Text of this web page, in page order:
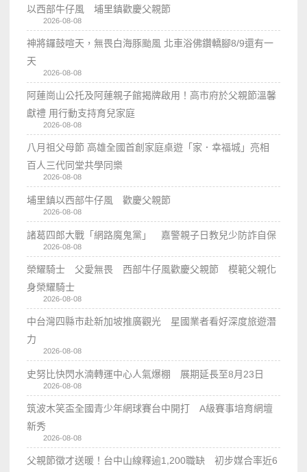
以西部牛仔風 埔里鎮歡慶父親節
2026-08-08
神將鑼鼓喧天，無畏白海豚颱風 北車浴佛鑽轎腳8/9還有一
天
2026-08-08
阿蓮崗山公托及阿蓮親子館揭牌啟用！高市府於父親節溫馨
獻禮 用行動支持育兒家庭
2026-08-08
八月祖父母節 高雄全國首創家庭桌遊「家．幸福城」亮相
百人三代同堂共學同樂
2026-08-08
埔里鎮以西部牛仔風 歡慶父親節
2026-08-08
諸葛四郎大戰「網路魔鬼黨」 嘉警親子日教兒少防詐自保
2026-08-08
榮耀騎士 父愛無畏 西部牛仔風歡慶父親節 模範父親化
身榮耀騎士
2026-08-08
中台灣四縣市赴新加坡推廣觀光 星國業者看好深度旅遊潛
力
2026-08-08
史努比快閃水湳轉運中心人氣爆棚 展期延長至8月23日
2026-08-08
筑波木笑盃全國青少年網球賽台中開打 A級賽事培育網壇
新秀
2026-08-08
父親節徵才送暖！台中山線釋逾1,200職缺 初步媒合率近6